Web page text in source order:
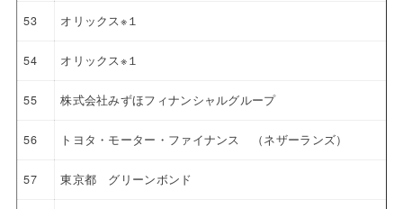
53 オリックス※１
54 オリックス※１
55 株式会社みずほフィナンシャルグループ
56 トヨタ・モーター・ファイナンス （ネザーランズ）
57 東京都 グリーンボンド